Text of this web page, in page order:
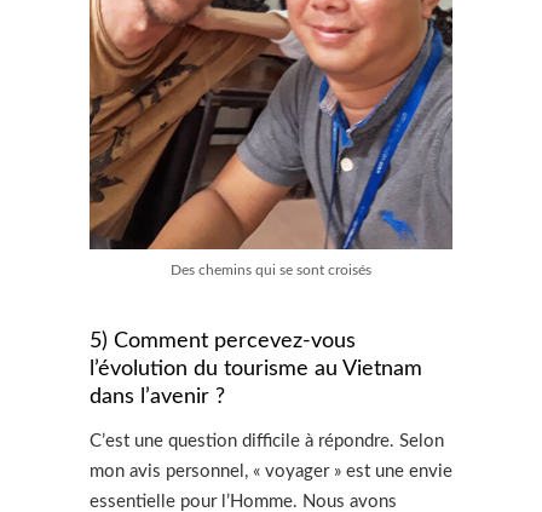
Des chemins qui se sont croisés
5) Comment percevez-vous
l’évolution du tourisme au Vietnam
dans l’avenir ?
C’est une question difficile à répondre. Selon
mon avis personnel, « voyager » est une envie
essentielle pour l’Homme. Nous avons